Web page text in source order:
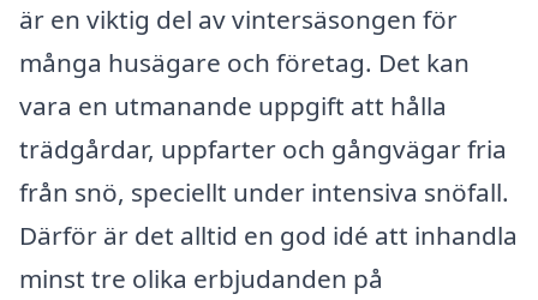
är en viktig del av vintersäsongen för
många husägare och företag. Det kan
vara en utmanande uppgift att hålla
trädgårdar, uppfarter och gångvägar fria
från snö, speciellt under intensiva snöfall.
Därför är det alltid en god idé att inhandla
minst tre olika erbjudanden på